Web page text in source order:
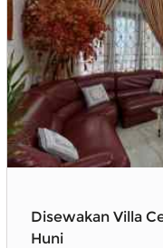
Disewakan Villa
Huni